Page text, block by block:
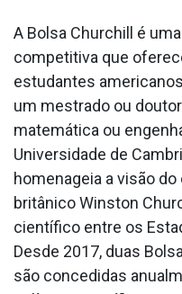
A Bolsa Churchill é
competitiva que
estudantes
um mestrado ou
matemática ou
Universidade de
homenageia a visão
britânico Winston
científico entre os
Desde 2017, duas
são concedidas